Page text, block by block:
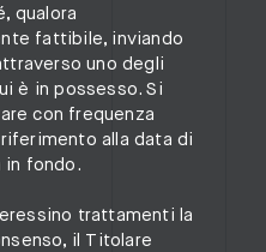
qualora
fattibile, inviando
uno degli
è in possesso. Si
con frequenza
alla data di
in fondo.
trattamenti la
il Titolare